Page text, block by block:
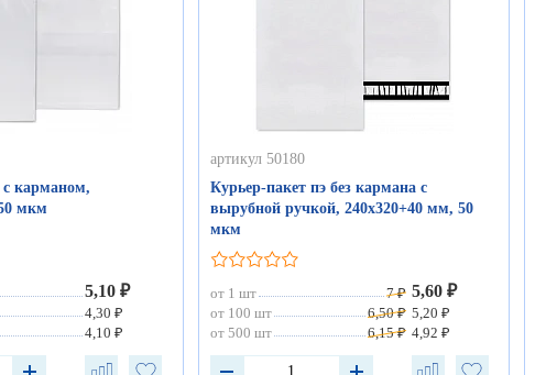
с карманом,
мкм
5,10 ₽
4,30 ₽
4,10 ₽
артикул 50180
Курьер-пакет пэ без кармана с
вырубной ручкой, 240х320+40 мм, 50
мкм
от 1 шт 7 ₽ 5,60 ₽
от 100 шт 6,50 ₽ 5,20 ₽
от 500 шт
6,15 ₽ 4,92 ₽